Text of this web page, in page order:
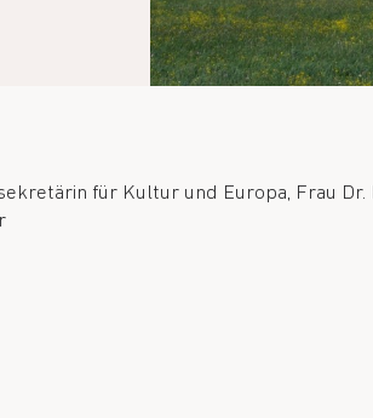
für Kultur und Europa, Frau